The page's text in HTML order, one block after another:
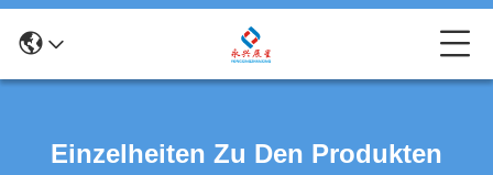
Einzelheiten Zu Den Produkten